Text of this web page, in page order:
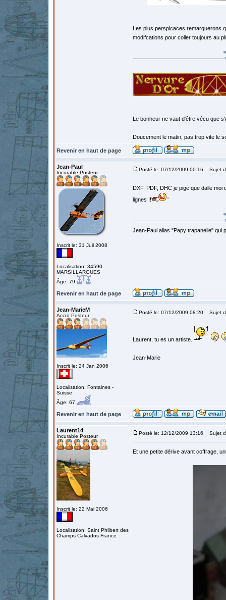
Les plus perspicaces remarquerons
modifcations pour coller toujours au
Le bonheur ne vaut d'être vécu que
Doucement le matin, pas trop vite le
Revenir en haut de page
Jean-Paul
Incurable Posteur
Inscrit le: 31 Juil 2008
Localisation: 34590
MARSILLARGUES
Âge: 79
Posté le: 07/12/2009 00:16 Sujet
DXF, PDF, DHC je pige que dalle
lignes !!'
'
Jean-Paul alias "Papy trapanelle" qui
Revenir en haut de page
Jean-MarieM
Accro Posteur
Inscrit le: 24 Jan 2006
Localisation: Fontaines -
Suisse
Âge: 67
Posté le: 07/12/2009 08:20 Sujet
Laurent, tu es un artiste.
Jean-Marie
Revenir en haut de page
Laurent14
Incurable Posteur
Inscrit le: 22 Mai 2006
Localisation: Saint Philbert des
Champs Calvados France
Posté le: 12/12/2009 13:16 Sujet
Et une petite dérive avant coffrage,